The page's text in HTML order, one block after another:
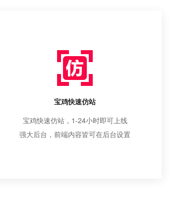
宝鸡快速仿站
宝鸡快速仿站，1-24小时即可上线
强大后台，前端内容皆可在后台设置